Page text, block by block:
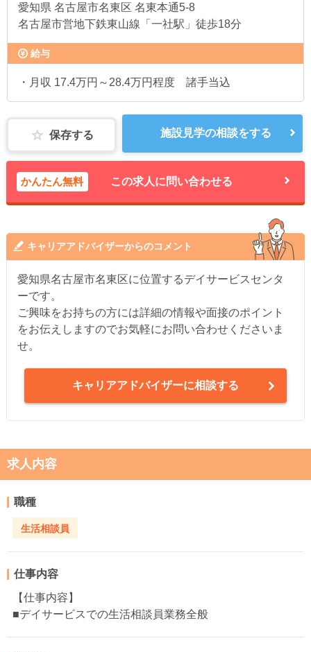
愛知県 名古屋市名東区 名東本通5-8
名古屋市営地下鉄東山線「一社駅」徒歩18分
給与
・月収 17.4万円～28.4万円程度 諸手当込
保存する 施設見学の相談をする
かんたん無料 この求人に問い合わせる
キャリアアドバイザーからのコメント
愛知県名古屋市名東区に位置するデイサービスセンタ
ーです。
ご興味をお持ちの方には詳細の情報や面接のポイント
をお伝えしますのでお気軽にお問い合わせくださいま
せ。
キャリアアドバイザーに相談する
求人内容
職種
生活相談員
仕事内容
【仕事内容】
■デイサービスでの生活相談員業務全般